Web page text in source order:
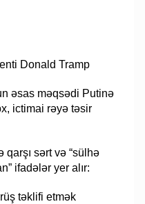
Donald Tramp
əsas məqsədi Putinə
ictimai rəyə təsir
sərt və “sülhə
ifadələr yer alır:
təklifi etmək